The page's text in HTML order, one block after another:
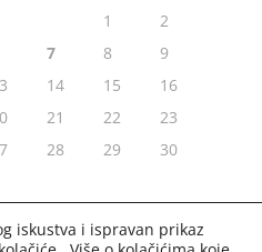
1
2
7 8
9
14 15
16
21 22
23
28 29
30
iskustva i ispravan prikaz